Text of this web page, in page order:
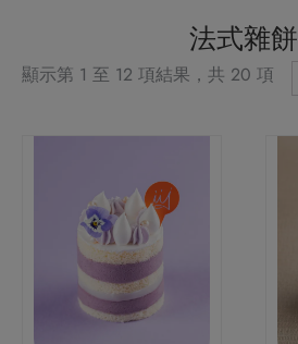
法式雜餅
顯示第 1 至 12 項結果，共 20 項